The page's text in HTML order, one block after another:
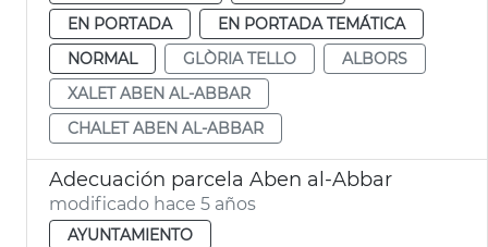
EN PORTADA
EN PORTADA TEMÁTICA
NORMAL
GLÒRIA TELLO
ALBORS
XALET ABEN AL-ABBAR
CHALET ABEN AL-ABBAR
Adecuación parcela Aben al-Abbar
modificado hace 5 años
AYUNTAMIENTO